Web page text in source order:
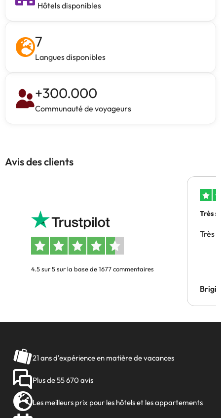
Hôtels disponibles
7
Langues disponibles
+300.000
Communauté de voyageurs
Avis des clients
4.5 sur 5 sur la base de 1677 commentaires
Très
Très
21 ans d'expérience en matière de vacances
Plus de 55 670 avis
Les meilleurs prix pour les hôtels et les appartements